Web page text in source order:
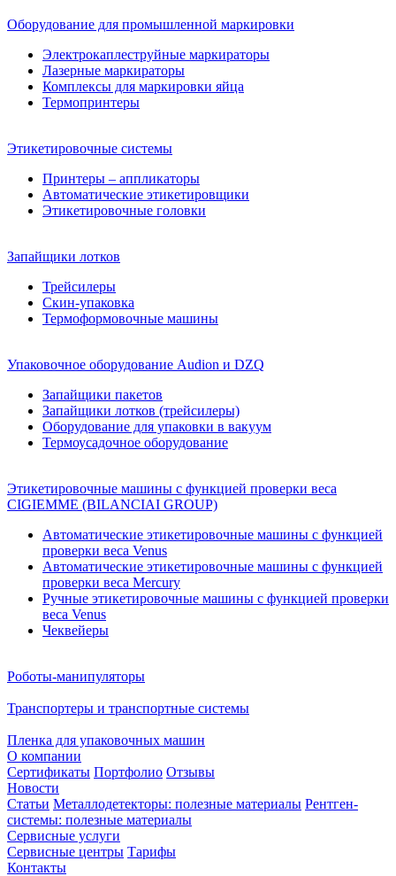
Оборудование для промышленной маркировки
Электрокаплеструйные маркираторы
Лазерные маркираторы
Комплексы для маркировки яйца
Термопринтеры
Этикетировочные системы
Принтеры – аппликаторы
Автоматические этикетировщики
Этикетировочные головки
Запайщики лотков
Трейсилеры
Скин-упаковка
Термоформовочные машины
Упаковочное оборудование Audion и DZQ
Запайщики пакетов
Запайщики лотков (трейсилеры)
Оборудование для упаковки в вакуум
Термоусадочное оборудование
Этикетировочные машины с функцией проверки веса
CIGIEMME (BILANCIAI GROUP)
Автоматические этикетировочные машины с функцией
проверки веса Venus
Автоматические этикетировочные машины с функцией
проверки веса Mercury
Ручные этикетировочные машины с функцией проверки
веса Venus
Чеквейеры
Роботы-манипуляторы
Транспортеры и транспортные системы
Пленка для упаковочных машин
О компании
Сертификаты Портфолио Отзывы
Новости
Статьи Металлодетекторы: полезные материалы Рентген-
системы: полезные материалы
Сервисные услуги
Сервисные центры Тарифы
Контакты